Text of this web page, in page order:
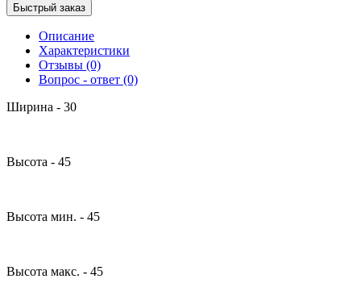
Быстрый заказ
Описание
Характеристики
Отзывы (0)
Вопрос - ответ (0)
Ширина - 30
Высота - 45
Высота мин. - 45
Высота макс. - 45